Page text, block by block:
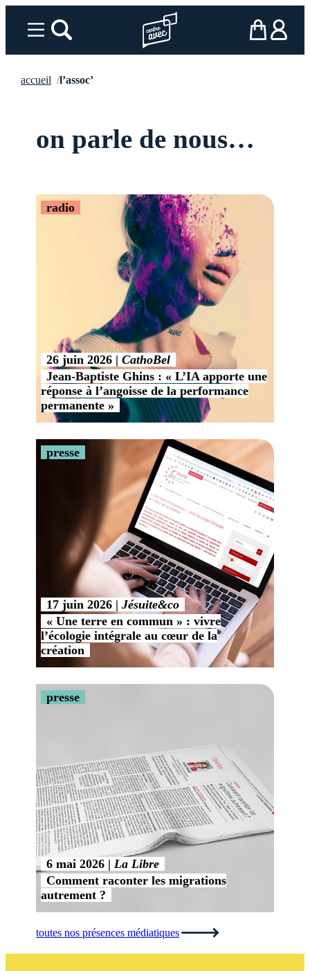
Menurechercher Page d’accueil l’associationmon panier
ma
accueil l’assoc’
on parle de nous…
Jean-Baptiste Ghins : « L’IA apporte une
réponse à l’angoisse de la performance
permanente »
26 juin 2026 CathoBel
radio
« Une terre en commun » : vivre
l’écologie intégrale au cœur de la
création
17 juin 2026 Jésuite&co
presse
Comment raconter les migrations
autrement ?
6 mai 2026 La Libre
presse
toutes nos présences médiatiques